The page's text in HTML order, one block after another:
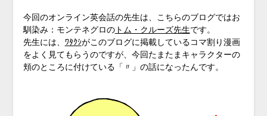
今回のオンライン英会話の先生は、こちらのブログではお
馴染み：モンテネグロのトム・クルーズ先生です。
先生には、 ﾜﾀｸｼがこのブログに掲載しているコマ割り漫画
をよく見てもらうのですが、今回たまたまキャラクターの
頬のところに付けている「〃」の話になったんです。